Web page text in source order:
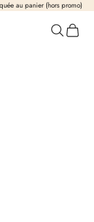
au panier (hors promo)
Ouvrir la
Voir